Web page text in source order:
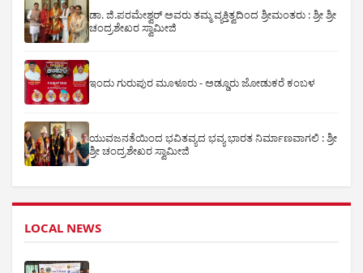
ಡಾ. ಜಿ.ಪರಮೇಶ್ವರ್ ಅವರು ತಮ್ಮ ವ್ಯಕ್ತಿತ್ವದಿಂದ ಶ್ರೀಮಂತರು : ಶ್ರೀ ಶ್ರೀ
ಚಂದ್ರಶೇಖರ ಸ್ವಾಮೀಜಿ
ಇಂದು ಗುರುಪುರ ಮೂಳೂರು - ಅಡ್ಡೂರು ಜೋಡುಕರೆ ಕಂಬಳ
ಯುವಜನತೆಯಿಂದ ಭವಿತವ್ಯದ ಭವ್ಯ ಭಾರತ ನಿರ್ಮಾಣವಾಗಲಿ : ಶ್ರೀ
ಶ್ರೀ ಚಂದ್ರಶೇಖರ ಸ್ವಾಮೀಜಿ
LOCAL NEWS